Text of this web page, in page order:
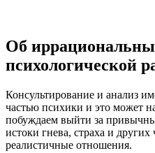
Об
психологической
Консультирование и анализ
частью психики и это может
побуждаем выйти за
истоки гнева, страха и других
реалистичные отношения.